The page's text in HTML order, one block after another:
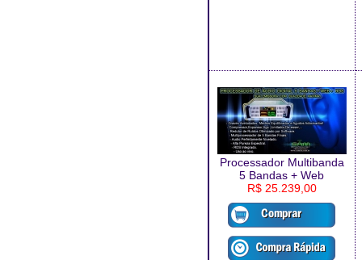
Processador Multibanda
5 Bandas + Web
R$ 25.239,00